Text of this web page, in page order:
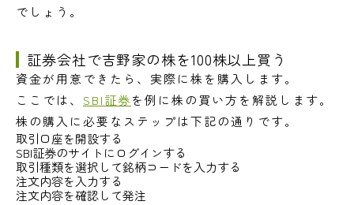
でしょう。
証券会社で吉野家の株を100株以上買う
資金が用意できたら、実際に株を購入します。
ここでは、 SBI証券を例に株の買い方を解説します。
株の購入に必要なステップは下記の通りです。
取引口座を開設する
SBI証券のサイトにログインする
取引種類を選択して銘柄コードを入力する
注文内容を入力する
注文内容を確認して発注